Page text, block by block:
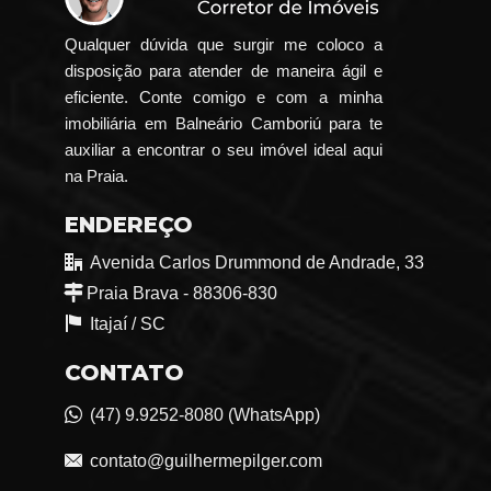
Qualquer dúvida que surgir me coloco a
disposição para atender de maneira ágil e
eficiente. Conte comigo e com a minha
imobiliária em Balneário Camboriú para te
auxiliar a encontrar o seu imóvel ideal aqui
na Praia.
ENDEREÇO
Avenida Carlos Drummond de Andrade, 33
Praia Brava - 88306-830
Itajaí / SC
CONTATO
(47) 9.9252-8080 (WhatsApp)
contato@guilhermepilger.com